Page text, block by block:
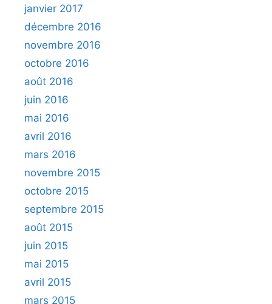
janvier 2017
décembre 2016
novembre 2016
octobre 2016
août 2016
juin 2016
mai 2016
avril 2016
mars 2016
novembre 2015
octobre 2015
septembre 2015
août 2015
juin 2015
mai 2015
avril 2015
mars 2015